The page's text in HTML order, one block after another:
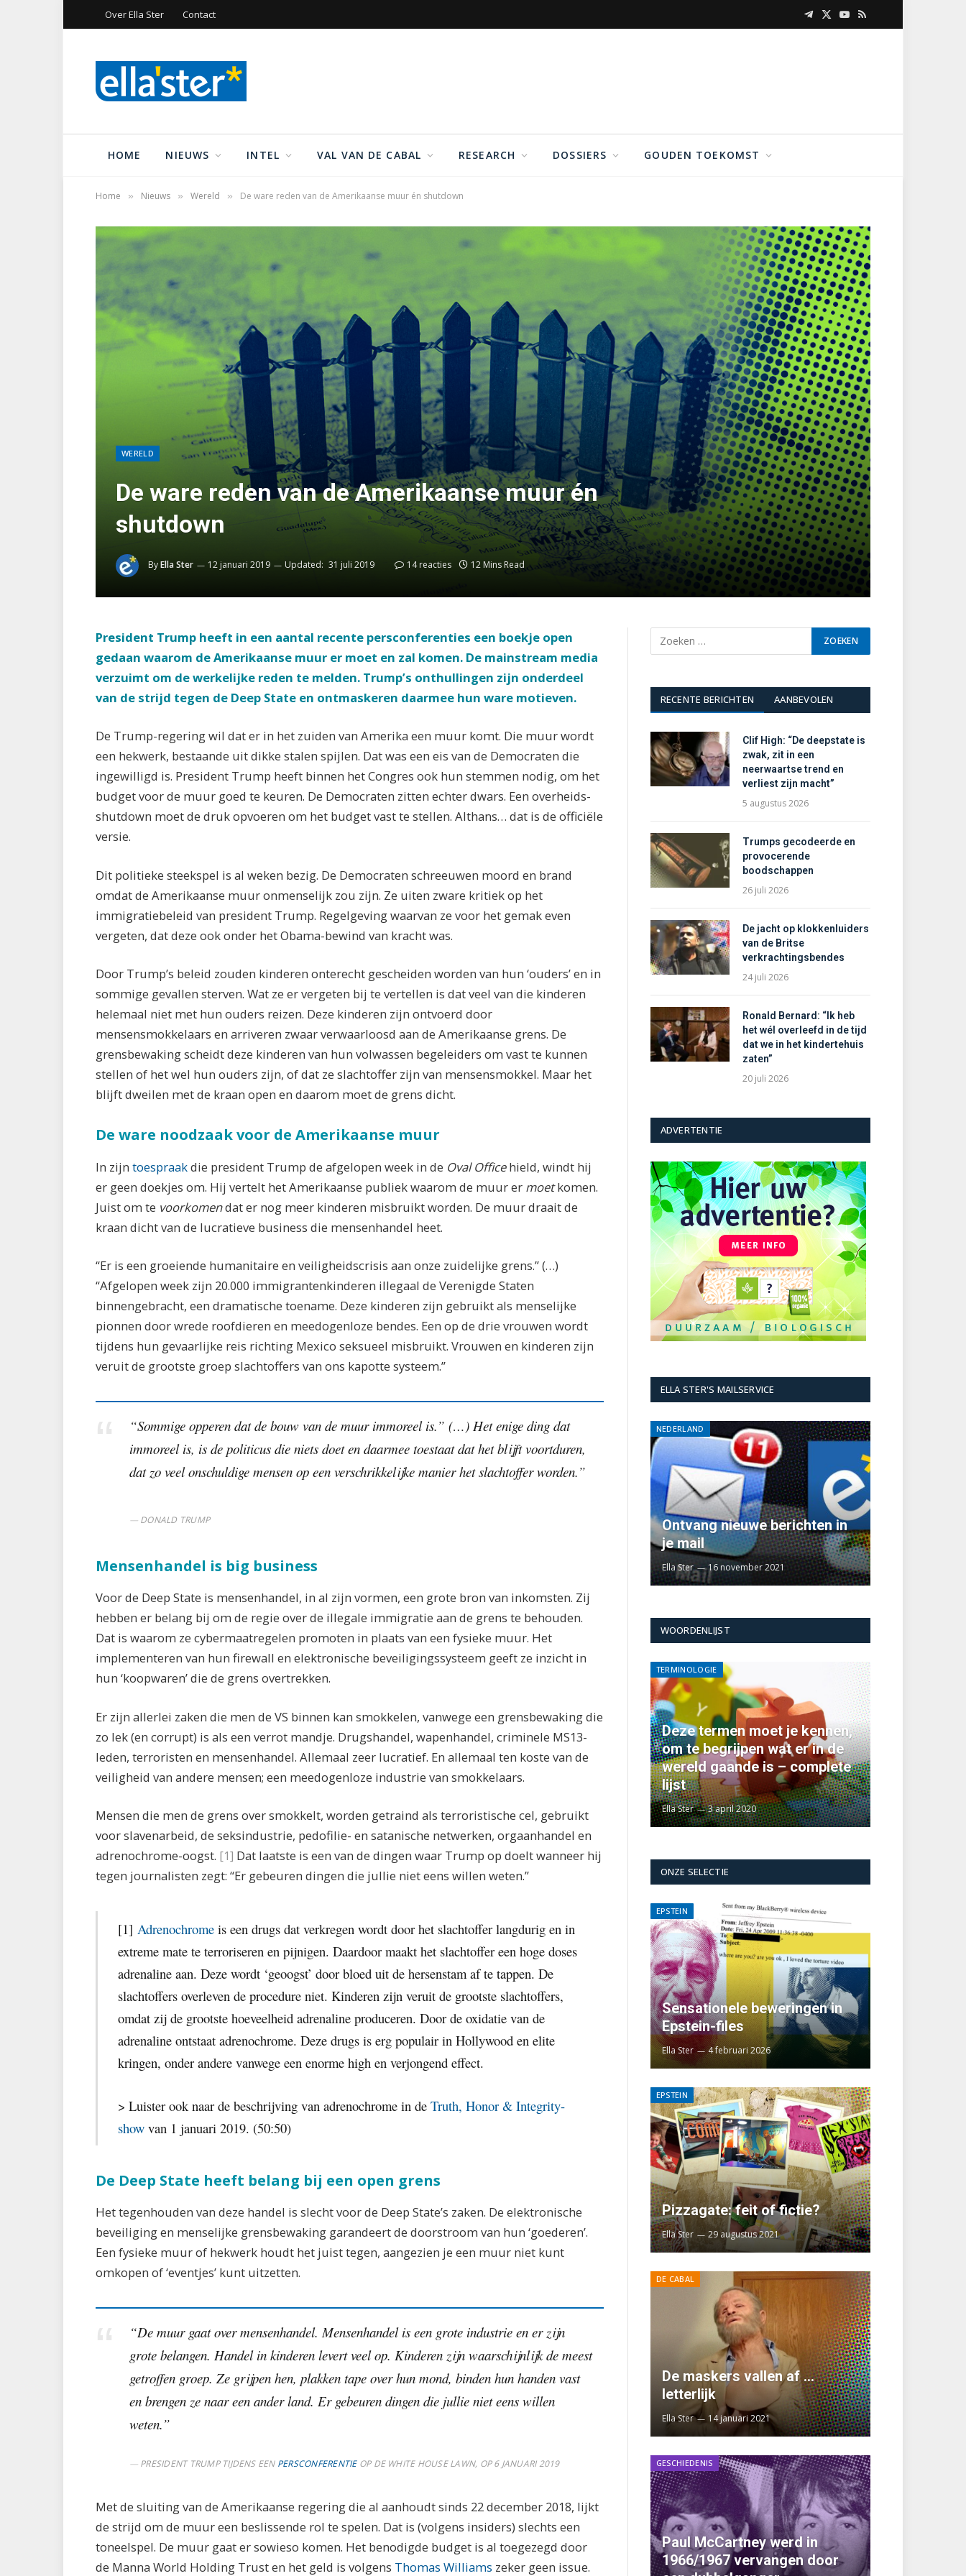
Over Ella Ster Contact Telegram
X
YouTube
RSS
HOME NIEUWS INTEL VAL VAN DE CABAL RESEARCH DOSSIERS GOUDEN TOEKOMST
Home » Nieuws » Wereld » De ware reden van de Amerikaanse muur én shutdown
WERELD
De ware reden van de Amerikaanse muur én
shutdown
ByElla Ster 12 januari 2019 Updated: 31 juli 2019 14 reacties 12 Mins Read
President Trump heeft in een aantal recente persconferenties een boekje open
gedaan waarom de Amerikaanse muur er moet en zal komen. De mainstream media
verzuimt om de werkelijke reden te melden. Trump’s onthullingen zijn onderdeel
van de strijd tegen de Deep State en ontmaskeren daarmee hun ware motieven.
De Trump-regering wil dat er in het zuiden van Amerika een muur komt. Die muur wordt
een hekwerk, bestaande uit dikke stalen spijlen. Dat was een eis van de Democraten die
ingewilligd is. President Trump heeft binnen het Congres ook hun stemmen nodig, om het
budget voor de muur goed te keuren. De Democraten zitten echter dwars. Een overheids-
shutdown moet de druk opvoeren om het budget vast te stellen. Althans… dat is de officiële
versie.
Dit politieke steekspel is al weken bezig. De Democraten schreeuwen moord en brand
omdat de Amerikaanse muur onmenselijk zou zijn. Ze uiten zware kritiek op het
immigratiebeleid van president Trump. Regelgeving waarvan ze voor het gemak even
vergeten, dat deze ook onder het Obama-bewind van kracht was.
Door Trump’s beleid zouden kinderen onterecht gescheiden worden van hun ‘ouders’ en in
sommige gevallen sterven. Wat ze er vergeten bij te vertellen is dat veel van die kinderen
helemaal niet met hun ouders reizen. Deze kinderen zijn ontvoerd door
mensensmokkelaars en arriveren zwaar verwaarloosd aan de Amerikaanse grens. De
grensbewaking scheidt deze kinderen van hun volwassen begeleiders om vast te kunnen
stellen of het wel hun ouders zijn, of dat ze slachtoffer zijn van mensensmokkel. Maar het
blijft dweilen met de kraan open en daarom moet de grens dicht.
De ware noodzaak voor de Amerikaanse muur
In zijn toespraakdie president Trump de afgelopen week in de Oval Officehield, windt hij
er geen doekjes om. Hij vertelt het Amerikaanse publiek waarom de muur er moetkomen.
Juist om te voorkomendat er nog meer kinderen misbruikt worden. De muur draait de
kraan dicht van de lucratieve business die mensenhandel heet.
“Er is een groeiende humanitaire en veiligheidscrisis aan onze zuidelijke grens.” (…)
“Afgelopen week zijn 20.000 immigrantenkinderen illegaal de Verenigde Staten
binnengebracht, een dramatische toename. Deze kinderen zijn gebruikt als menselijke
pionnen door wrede roofdieren en meedogenloze bendes. Een op de drie vrouwen wordt
tijdens hun gevaarlijke reis richting Mexico seksueel misbruikt. Vrouwen en kinderen zijn
veruit de grootste groep slachtoffers van ons kapotte systeem.”
“Sommige opperen dat de bouw van de muur immoreel is.” (…) Het enige ding dat
immoreel is, is de politicus die niets doet en daarmee toestaat dat het blijft voortduren,
dat zo veel onschuldige mensen op een verschrikkelijke manier het slachtoffer worden.”
DONALD TRUMP
Mensenhandel is big business
Voor de Deep State is mensenhandel, in al zijn vormen, een grote bron van inkomsten. Zij
hebben er belang bij om de regie over de illegale immigratie aan de grens te behouden.
Dat is waarom ze cybermaatregelen promoten in plaats van een fysieke muur. Het
implementeren van hun firewall en elektronische beveiligingssysteem geeft ze inzicht in
hun ‘koopwaren’ die de grens overtrekken.
Er zijn allerlei zaken die men de VS binnen kan smokkelen, vanwege een grensbewaking die
zo lek (en corrupt) is als een verrot mandje. Drugshandel, wapenhandel, criminele MS13-
leden, terroristen en mensenhandel. Allemaal zeer lucratief. En allemaal ten koste van de
veiligheid van andere mensen; een meedogenloze industrie van smokkelaars.
Mensen die men de grens over smokkelt, worden getraind als terroristische cel, gebruikt
voor slavenarbeid, de seksindustrie, pedofilie- en satanische netwerken, orgaanhandel en
adrenochrome-oogst. [1] Dat laatste is een van de dingen waar Trump op doelt wanneer hij
tegen journalisten zegt: “Er gebeuren dingen die jullie niet eens willen weten.”
[1] Adrenochromeis een drugs dat verkregen wordt door het slachtoffer langdurig en in
extreme mate te terroriseren en pijnigen. Daardoor maakt het slachtoffer een hoge doses
adrenaline aan. Deze wordt ‘geoogst’ door bloed uit de hersenstam af te tappen. De
slachtoffers overleven de procedure niet. Kinderen zijn veruit de grootste slachtoffers,
omdat zij de grootste hoeveelheid adrenaline produceren. Door de oxidatie van de
adrenaline ontstaat adrenochrome. Deze drugs is erg populair in Hollywood en elite
kringen, onder andere vanwege een enorme high en verjongend effect.
> Luister ook naar de beschrijving van adrenochrome in deTruth, Honor & Integrity-
showvan 1 januari 2019. (50:50)
De Deep State heeft belang bij een open grens
Het tegenhouden van deze handel is slecht voor de Deep State’s zaken. De elektronische
beveiliging en menselijke grensbewaking garandeert de doorstroom van hun ‘goederen’.
Een fysieke muur of hekwerk houdt het juist tegen, aangezien je een muur niet kunt
omkopen of ‘eventjes’ kunt uitzetten.
“De muur gaat over mensenhandel. Mensenhandel is een grote industrie en er zijn
grote belangen. Handel in kinderen levert veel op. Kinderen zijn waarschijnlijk de meest
getroffen groep. Ze grijpen hen, plakken tape over hun mond, binden hun handen vast
en brengen ze naar een ander land. Er gebeuren dingen die jullie niet eens willen
weten.”
PRESIDENT TRUMP TIJDENS EEN PERSCONFERENTIEOP DE WHITE HOUSE LAWN, OP 6 JANUARI 2019
Met de sluiting van de Amerikaanse regering die al aanhoudt sinds 22 december 2018, lijkt
de strijd om de muur een beslissende rol te spelen. Dat is (volgens insiders) slechts een
toneelspel. De muur gaat er sowieso komen. Het benodigde budget is al toegezegd door
de Manna World Holding Trust en het geld is volgens Thomas Williams zeker geen issue.
RECENTE BERICHTEN AANBEVOLEN
Clif High: “De deepstate is
zwak, zit in een
neerwaartse trend en
verliest zijn macht”
5 augustus 2026
Trumps gecodeerde en
provocerende
boodschappen
26 juli 2026
De jacht op klokkenluiders
van de Britse
verkrachtingsbendes
24 juli 2026
Ronald Bernard: “Ik heb
het wél overleefd in de tijd
dat we in het kindertehuis
zaten”
20 juli 2026
ADVERTENTIE
ELLA STER'S MAILSERVICE
NEDERLAND
Ontvang nieuwe berichten in
je mail
Ella Ster 16 november 2021
WOORDENLIJST
TERMINOLOGIE
Deze termen moet je kennen,
om te begrijpen wat er in de
wereld gaande is – complete
lijst
Ella Ster 3 april 2020
ONZE SELECTIE
EPSTEIN
Sensationele beweringen in
Epstein-files
Ella Ster 4 februari 2026
EPSTEIN
Pizzagate: feit of fictie?
Ella Ster 29 augustus 2021
DE CABAL
De maskers vallen af …
letterlijk
Ella Ster 14 januari 2021
GESCHIEDENIS
Paul McCartney werd in
1966/1967 vervangen door